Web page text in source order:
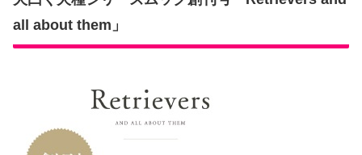
all about them」